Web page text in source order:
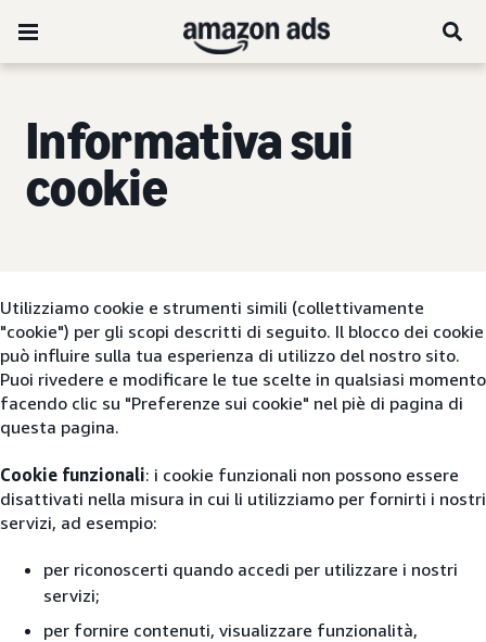
Informativa sui
cookie
Utilizziamo cookie e strumenti simili (collettivamente
"cookie") per gli scopi descritti di seguito. Il blocco dei cookie
può influire sulla tua esperienza di utilizzo del nostro sito.
Puoi rivedere e modificare le tue scelte in qualsiasi momento
facendo clic su "Preferenze sui cookie" nel piè di pagina di
questa pagina.
Cookie funzionali: i cookie funzionali non possono essere
disattivati nella misura in cui li utilizziamo per fornirti i nostri
servizi, ad esempio:
per riconoscerti quando accedi per utilizzare i nostri
servizi;
per fornire contenuti, visualizzare funzionalità,